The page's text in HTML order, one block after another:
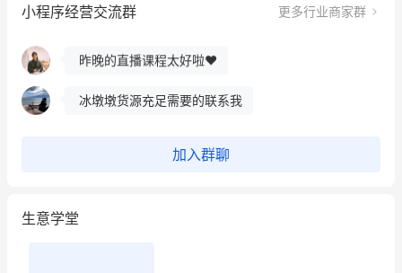
小程序经营交流群 更多行业商家群
餐饮也得靠私域和服务提高竞争力
昨晚的直播课程太好啦❤️
冰墩墩货源充足需要的联系我
加入群聊
生意学堂